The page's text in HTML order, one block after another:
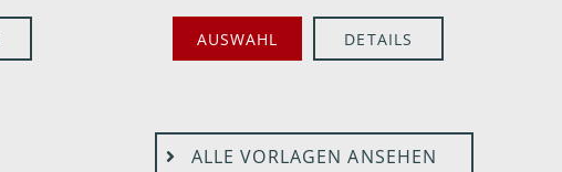
AUSWAHL DETAILS
ALLE VORLAGEN ANSEHEN